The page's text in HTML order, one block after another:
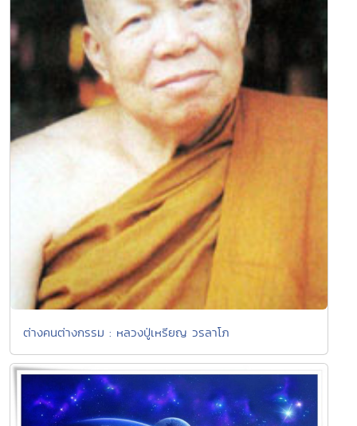
ต่างคนต่างกรรม : หลวงปู่เหรียญ วรลาโภ